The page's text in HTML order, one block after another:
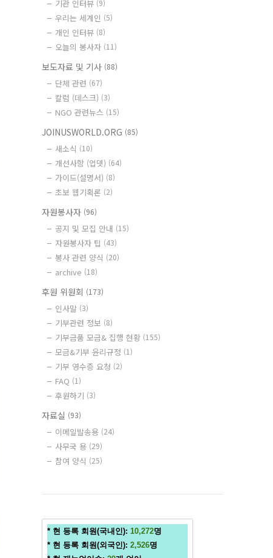
기관 인터뷰 (9)
우리는 세계인 (5)
개인 인터뷰 (8)
오늘의 봉사자 (11)
보도자료 및 기사 (88)
단체 관련 (67)
칼럼 (데스크) (3)
NGO 관련뉴스 (15)
JOINUSWORLD.ORG (85)
새소식 (10)
개선사항 (업뎃) (64)
가이드(설명서) (8)
초보 웹기획론 (2)
자원봉사자 (96)
공지 및 모집 안내 (15)
자원봉사자 팁 (43)
봉사 관련 양식 (20)
archive (18)
후원 위원회 (173)
인사말 (3)
기부관련 정보 (8)
기부금품 모금& 집행 현황 (155)
모금&기부 윤리규정 (1)
기부 영수증 요청 (2)
FAQ (1)
후원하기 (3)
자료실 (93)
이메일발송용 (24)
사무국 용 (29)
참여 양식 (25)